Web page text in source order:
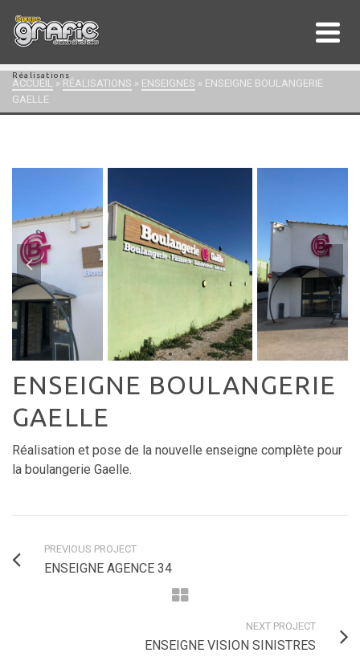
Réalisations
ACCUEIL » RÉALISATIONS » ENSEIGNES » ENSEIGNE BOULANGERIE
GAELLE
ENSEIGNE BOULANGERIE
GAELLE
Réalisation et pose de la nouvelle enseigne complète pour
la boulangerie Gaelle.
PREVIOUS PROJECT
ENSEIGNE AGENCE 34
NEXT PROJECT
ENSEIGNE VISION SINISTRES